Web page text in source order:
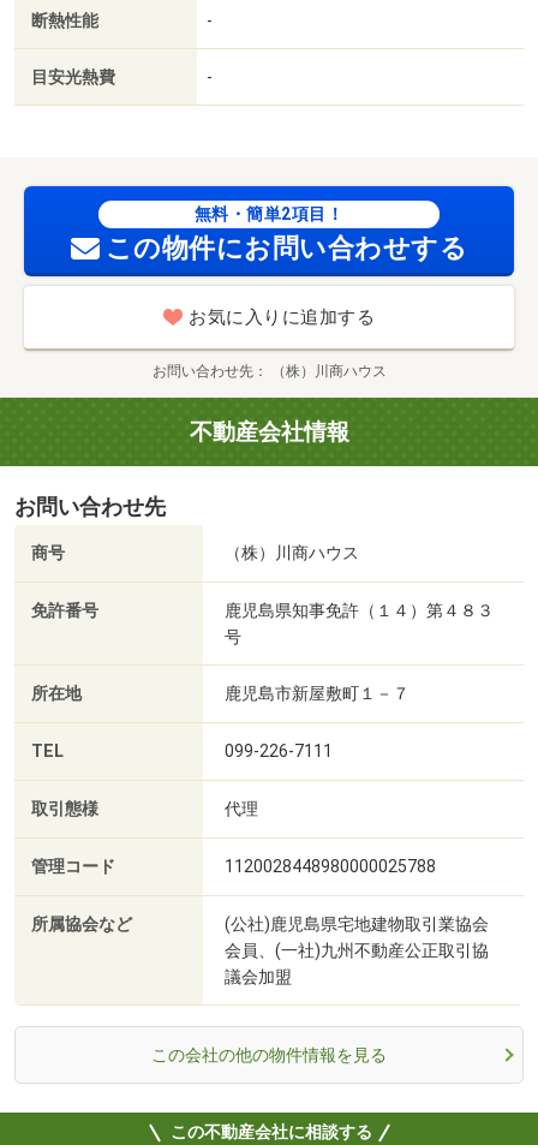
断熱性能 -
目安光熱費 -
無料・簡単2項目！
この物件にお問い合わせする
お気に入りに追加する
お問い合わせ先 （株）川商ハウス
不動産会社情報
お問い合わせ先
商号 （株）川商ハウス
免許番号
鹿児島県知事免許（１４）第４８３
号
所在地 鹿児島市新屋敷町１－７
TEL 099-226-7111
取引態様 代理
管理コード 1120028448980000025788
所属協会など
(公社)鹿児島県宅地建物取引業協会
会員、(一社)九州不動産公正取引協
議会加盟
この会社の他の物件情報を見る
この不動産会社に相談する